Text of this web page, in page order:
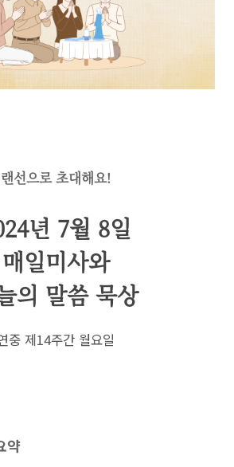
랜선으로 초대해요!
년 7월 8일
매일미사와
의 말씀 묵상
중 제14주간 월요일
약